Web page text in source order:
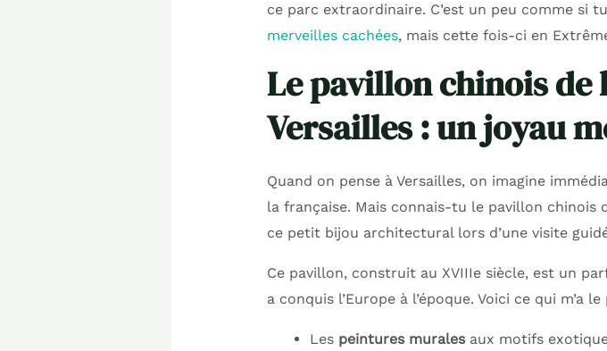
ce parc extraordinaire. C’est un peu comme si
merveilles cachées, mais cette fois-ci en
Le pavillon chinois de
Versailles : un joyau
Quand on pense à Versailles, on imagine
la française. Mais connais-tu le pavillon chinois
ce petit bijou architectural lors d’une visite
Ce pavillon, construit au XVIIIe siècle, est un
a conquis l’Europe à l’époque. Voici ce qui m’a
Les peintures muralesaux motifs